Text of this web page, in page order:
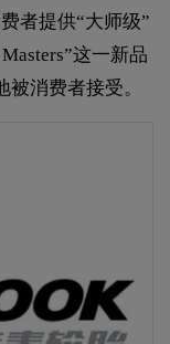
者提供“大师级”
这一新品
消费者接受。